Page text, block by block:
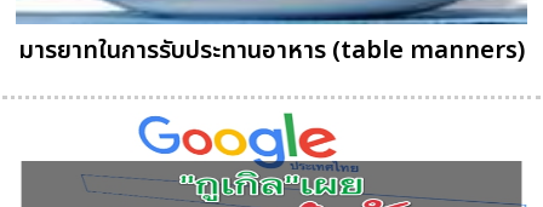
มารยาทในการรับประทานอาหาร (table manners)